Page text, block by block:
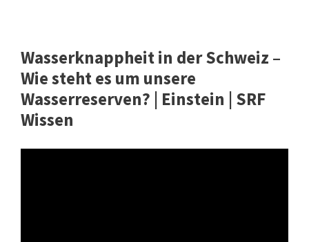
Wasserknappheit in der Schweiz –
Wie steht es um unsere
Wasserreserven? | Einstein | SRF
Wissen